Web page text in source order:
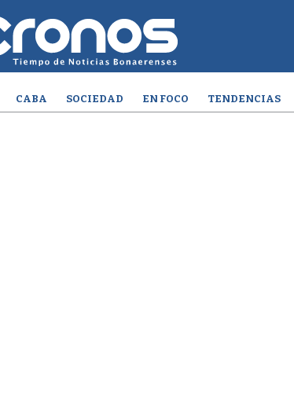
CABA SOCIEDAD EN FOCO TENDENCIAS